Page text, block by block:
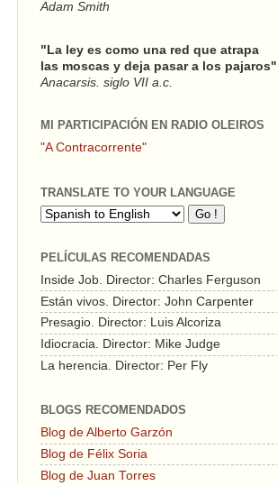
Adam Smith
"La ley es como una red que atrapa
las moscas y deja pasar a los pajaros"
Anacarsis. siglo VII a.c.
MI PARTICIPACIÓN EN RADIO OLEIROS
"A Contracorrente"
TRANSLATE TO YOUR LANGUAGE
PELÍCULAS RECOMENDADAS
Inside Job. Director: Charles Ferguson
Están vivos. Director: John Carpenter
Presagio. Director: Luis Alcoriza
Idiocracia. Director: Mike Judge
La herencia. Director: Per Fly
BLOGS RECOMENDADOS
Blog de Alberto Garzón
Blog de Félix Soria
Blog de Juan Torres